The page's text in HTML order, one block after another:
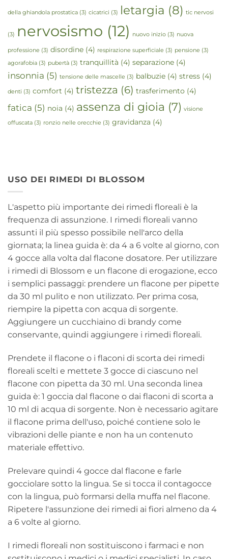
della ghiandola prostatica (3) cicatrici (3) letargia (8) tic nervosi
(3) nervosismo (12) nuovo inizio (3) nuova
professione (3) disordine (4) respirazione superficiale (3) pensione (3)
agorafobia (3) pubertà (3) tranquillità (4) separazione (4)
insonnia (5) tensione delle mascelle (3) balbuzie (4) stress (4)
denti (3) comfort (4) tristezza (6) trasferimento (4)
fatica (5) noia (4) assenza di gioia (7) visione
offuscata (3) ronzio nelle orecchie (3) gravidanza (4)
USO DEI RIMEDI DI BLOSSOM
L'aspetto più importante dei rimedi floreali è la
frequenza di assunzione. I rimedi floreali vanno
assunti il più spesso possibile nell'arco della
giornata; la linea guida è: da 4 a 6 volte al giorno, con
4 gocce alla volta dal flacone dosatore. Per utilizzare
i rimedi di Blossom e un flacone di erogazione, ecco
i semplici passaggi: prendere un flacone per pipette
da 30 ml pulito e non utilizzato. Per prima cosa,
riempire la pipetta con acqua di sorgente.
Aggiungere un cucchiaino di brandy come
conservante, quindi aggiungere i rimedi floreali.
Prendete il flacone o i flaconi di scorta dei rimedi
floreali scelti e mettete 3 gocce di ciascuno nel
flacone con pipetta da 30 ml. Una seconda linea
guida è: 1 goccia dal flacone o dai flaconi di scorta a
10 ml di acqua di sorgente. Non è necessario agitare
il flacone prima dell'uso, poiché contiene solo le
vibrazioni delle piante e non ha un contenuto
materiale effettivo.
Prelevare quindi 4 gocce dal flacone e farle
gocciolare sotto la lingua. Se si tocca il contagocce
con la lingua, può formarsi della muffa nel flacone.
Ripetere l'assunzione dei rimedi ai fiori almeno da 4
a 6 volte al giorno.
I rimedi floreali non sostituiscono i farmaci e non